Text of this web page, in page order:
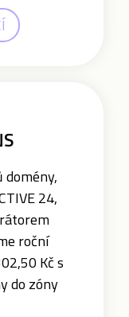
domény,
24,
roční
Kč s
do zóny